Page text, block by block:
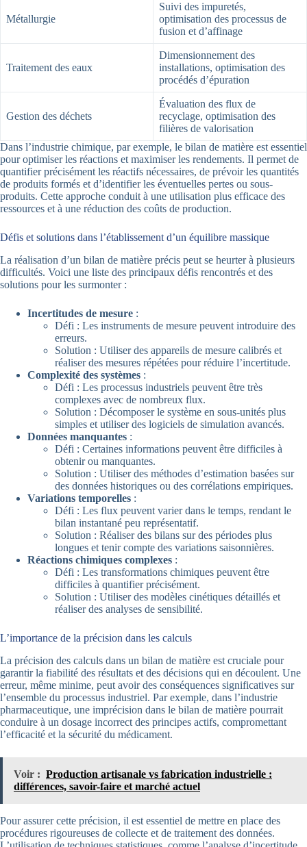
Métallurgie
Suivi des impuretés,
optimisation des processus de
fusion et d’affinage
Traitement des eaux
Dimensionnement des
installations, optimisation des
procédés d’épuration
Gestion des déchets
Évaluation des flux de
recyclage, optimisation des
filières de valorisation
Dans l’industrie chimique, par exemple, le bilan de matière est essentiel
pour optimiser les réactions et maximiser les rendements. Il permet de
quantifier précisément les réactifs nécessaires, de prévoir les quantités
de produits formés et d’identifier les éventuelles pertes ou sous-
produits. Cette approche conduit à une utilisation plus efficace des
ressources et à une réduction des coûts de production.
Défis et solutions dans l’établissement d’un équilibre massique
La réalisation d’un bilan de matière précis peut se heurter à plusieurs
difficultés. Voici une liste des principaux défis rencontrés et des
solutions pour les surmonter :
Incertitudes de mesure :
Défi : Les instruments de mesure peuvent introduire des
erreurs.
Solution : Utiliser des appareils de mesure calibrés et
réaliser des mesures répétées pour réduire l’incertitude.
Complexité des systèmes :
Défi : Les processus industriels peuvent être très
complexes avec de nombreux flux.
Solution : Décomposer le système en sous-unités plus
simples et utiliser des logiciels de simulation avancés.
Données manquantes :
Défi : Certaines informations peuvent être difficiles à
obtenir ou manquantes.
Solution : Utiliser des méthodes d’estimation basées sur
des données historiques ou des corrélations empiriques.
Variations temporelles :
Défi : Les flux peuvent varier dans le temps, rendant le
bilan instantané peu représentatif.
Solution : Réaliser des bilans sur des périodes plus
longues et tenir compte des variations saisonnières.
Réactions chimiques complexes :
Défi : Les transformations chimiques peuvent être
difficiles à quantifier précisément.
Solution : Utiliser des modèles cinétiques détaillés et
réaliser des analyses de sensibilité.
L’importance de la précision dans les calculs
La précision des calculs dans un bilan de matière est cruciale pour
garantir la fiabilité des résultats et des décisions qui en découlent. Une
erreur, même minime, peut avoir des conséquences significatives sur
l’ensemble du processus industriel. Par exemple, dans l’industrie
pharmaceutique, une imprécision dans le bilan de matière pourrait
conduire à un dosage incorrect des principes actifs, compromettant
l’efficacité et la sécurité du médicament.
Voir : Production artisanale vs fabrication industrielle :
différences, savoir-faire et marché actuel
Pour assurer cette précision, il est essentiel de mettre en place des
procédures rigoureuses de collecte et de traitement des données.